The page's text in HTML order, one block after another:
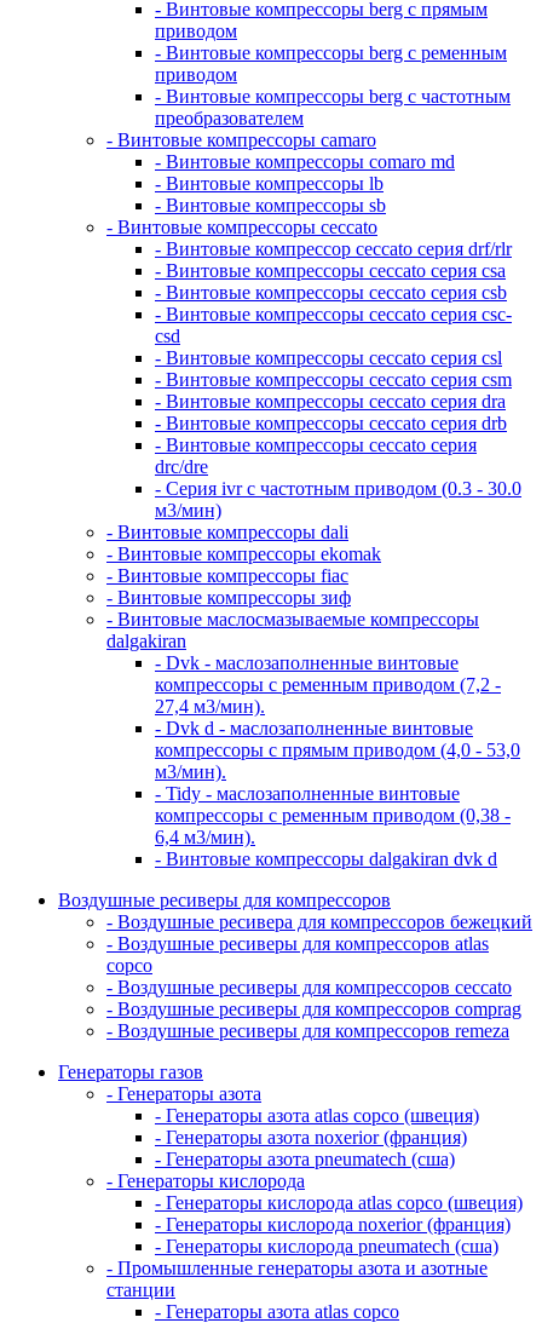
- Винтовые компрессоры berg с прямым
приводом
- Винтовые компрессоры berg с ременным
приводом
- Винтовые компрессоры berg с частотным
преобразователем
- Винтовые компрессоры camaro
- Винтовые компрессоры comaro md
- Винтовые компрессоры lb
- Винтовые компрессоры sb
- Винтовые компрессоры ceccato
- Винтовые компрессор ceccato серия drf/rlr
- Винтовые компрессоры ceccato серия csa
- Винтовые компрессоры ceccato серия csb
- Винтовые компрессоры ceccato серия csc-
csd
- Винтовые компрессоры ceccato серия csl
- Винтовые компрессоры ceccato серия csm
- Винтовые компрессоры ceccato серия dra
- Винтовые компрессоры ceccato серия drb
- Винтовые компрессоры ceccato серия
drc/dre
- Серия ivr с частотным приводом (0.3 - 30.0
м3/мин)
- Винтовые компрессоры dali
- Винтовые компрессоры ekomak
- Винтовые компрессоры fiac
- Винтовые компрессоры зиф
- Винтовые маслосмазываемые компрессоры
dalgakiran
- Dvk - маслозаполненные винтовые
компрессоры с ременным приводом (7,2 -
27,4 м3/мин).
- Dvk d - маслозаполненные винтовые
компрессоры с прямым приводом (4,0 - 53,0
м3/мин).
- Tidy - маслозаполненные винтовые
компрессоры с ременным приводом (0,38 -
6,4 м3/мин).
- Винтовые компрессоры dalgakiran dvk d
Воздушные ресиверы для компрессоров
- Воздушные ресивера для компрессоров бежецкий
- Воздушные ресиверы для компрессоров atlas
copco
- Воздушные ресиверы для компрессоров ceccato
- Воздушные ресиверы для компрессоров comprag
- Воздушные ресиверы для компрессоров remeza
Генераторы газов
- Генераторы азота
- Генераторы азота atlas copco (швеция)
- Генераторы азота noxerior (франция)
- Генераторы азота pneumatech (сша)
- Генераторы кислорода
- Генераторы кислорода atlas copco (швеция)
- Генераторы кислорода noxerior (франция)
- Генераторы кислорода pneumatech (сша)
- Промышленные генераторы азота и азотные
станции
- Генераторы азота atlas copco